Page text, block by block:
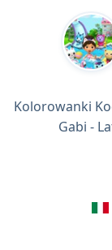
Kolorowanki
Gabi -